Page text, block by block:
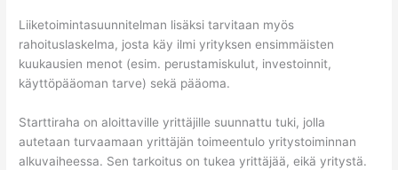
Liiketoimintasuunnitelman lisäksi tarvitaan myös
rahoituslaskelma, josta käy ilmi yrityksen ensimmäisten
kuukausien menot (esim. perustamiskulut, investoinnit,
käyttöpääoman tarve) sekä pääoma.
Starttiraha on aloittaville yrittäjille suunnattu tuki, jolla
autetaan turvaamaan yrittäjän toimeentulo yritystoiminnan
alkuvaiheessa. Sen tarkoitus on tukea yrittäjää, eikä yritystä.